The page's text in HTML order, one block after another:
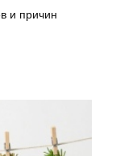
и причин